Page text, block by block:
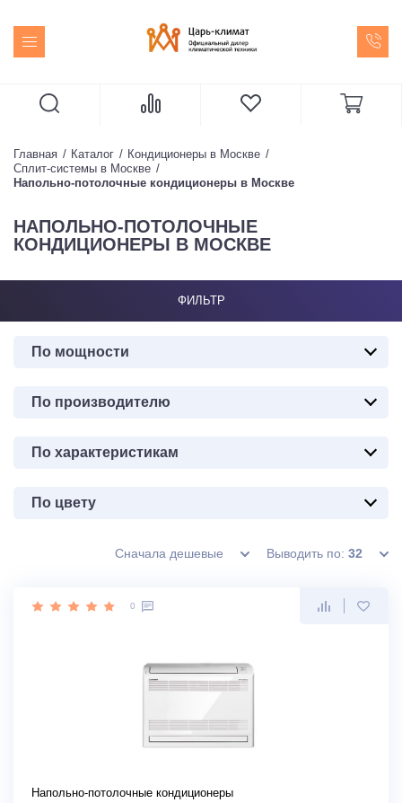
Главная Каталог
Кондиционеры в Москве
Сплит-системы в Москве
Напольно-потолочные кондиционеры в Москве
НАПОЛЬНО-ПОТОЛОЧНЫЕ
КОНДИЦИОНЕРЫ В МОСКВЕ
ФИЛЬТР
По мощности
По производителю
По характеристикам
По цвету
Сначала дешевые Выводить по: 32
0
Напольно-потолочные кондиционеры